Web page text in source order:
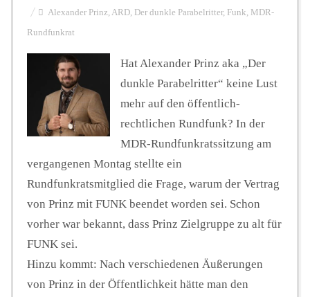
Seminare
Unterstützen
Alexander Prinz, ARD, Der dunkle Parabelritter, Funk, MDR-
Rundfunkrat
Hat Alexander Prinz aka „Der
dunkle Parabelritter“ keine Lust
mehr auf den öffentlich-
rechtlichen Rundfunk? In der
MDR-Rundfunkratssitzung am
vergangenen Montag stellte ein
Rundfunkratsmitglied die Frage, warum der Vertrag
von Prinz mit FUNK beendet worden sei. Schon
vorher war bekannt, dass Prinz Zielgruppe zu alt für
FUNK sei.
Hinzu kommt: Nach verschiedenen Äußerungen
von Prinz in der Öffentlichkeit hätte man den